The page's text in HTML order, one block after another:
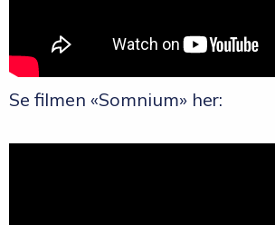
Se filmen «Somnium» her: